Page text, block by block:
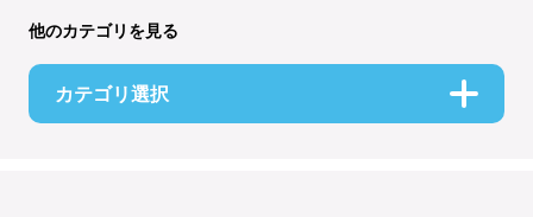
他のカテゴリを見る
カテゴリ選択